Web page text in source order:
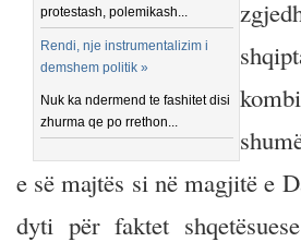
protestash, polemikash...
Rendi, nje instrumentalizim i
demshem politik »
Nuk ka ndermend te fashitet disi
zhurma qe po rrethon...
e së majtës si në magjitë e
dyti për faktet